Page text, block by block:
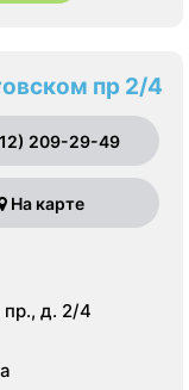
пр 2/4
209-29-49
На карте
пр., д. 2/4